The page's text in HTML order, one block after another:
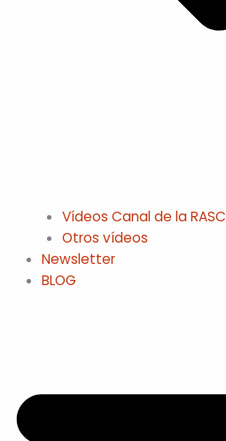
Vídeos Canal de la RASC
Otros vídeos
Newsletter
BLOG